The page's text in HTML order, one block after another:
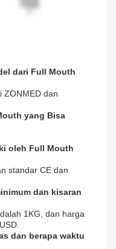
dari Full Mouth
ZONMED dan
yang Bisa
oleh Full Mouth
standar CE dan
dan kisaran
1KG, dan harga
dan berapa waktu